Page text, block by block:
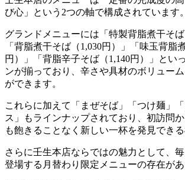
び心」という2つの軸で構成されています。
グランドメニューには「特製背脂煮干そば
「背脂煮干そば（1,030円）」「味玉背脂
円）」「背脂辛子そば（1,140円）」とい
ンが揃っており、辛さや具材のボリュー
ができます。
これらに加えて「まぜそば」「つけ麺」
ス」もラインナップされており、初訪問
も飽きることなく新しい一杯を発見できる
さらに壬生本店ならではの魅力として、
登場する月替わり限定メニューの存在があ